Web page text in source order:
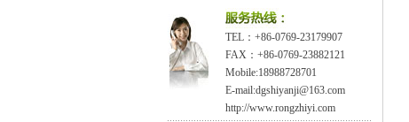
TEL：+86-0769-23179907
FAX：+86-0769-23882121
Mobile:18988728701
E-mail:dgshiyanji@163.com
http://www.rongzhiyi.com